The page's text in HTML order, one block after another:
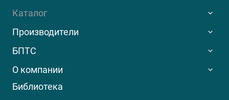
Каталог
Производители
БПТС
О компании
Библиотека